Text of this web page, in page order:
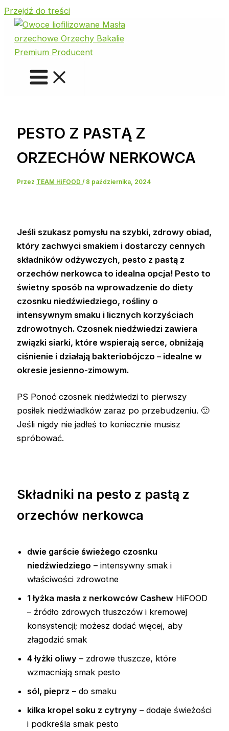
Przejdź do treści
PESTO Z PASTĄ Z
ORZECHÓW NERKOWCA
Przez TEAM HiFOOD/ 8 października, 2024
Jeśli szukasz pomysłu na szybki, zdrowy obiad,
który zachwyci smakiem i dostarczy cennych
składników odżywczych, pesto z pastą z
orzechów nerkowca to idealna opcja! Pesto to
świetny sposób na wprowadzenie do diety
czosnku niedźwiedziego, rośliny o
intensywnym smaku i licznych korzyściach
zdrowotnych. Czosnek niedźwiedzi zawiera
związki siarki, które wspierają serce, obniżają
ciśnienie i działają bakteriobójczo – idealne w
okresie jesienno-zimowym.
PS Ponoć czosnek niedźwiedzi to pierwszy
posiłek niedźwiadków zaraz po przebudzeniu. 🙂
Jeśli nigdy nie jadłeś to koniecznie musisz
spróbować.
Składniki na pesto z pastą z
orzechów nerkowca
dwie garście świeżego czosnku
niedźwiedziego – intensywny smak i
właściwości zdrowotne
1 łyżka masła z nerkowców Cashew HiFOOD
– źródło zdrowych tłuszczów i kremowej
konsystencji; możesz dodać więcej, aby
złagodzić smak
4 łyżki oliwy – zdrowe tłuszcze, które
wzmacniają smak pesto
sól, pieprz – do smaku
kilka kropel soku z cytryny – dodaje świeżości
i podkreśla smak pesto